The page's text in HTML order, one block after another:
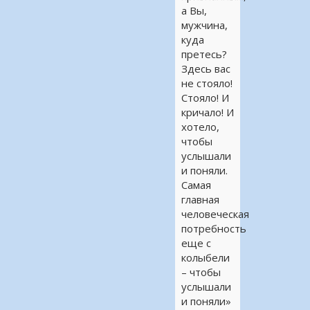
а Вы,
мужчина,
куда
претесь?
Здесь вас
не стояло!
Стояло! И
кричало! И
хотело,
чтобы
услышали
и поняли.
Самая
главная
человеческая
потребность
еще с
колыбели
– чтобы
услышали
и поняли»